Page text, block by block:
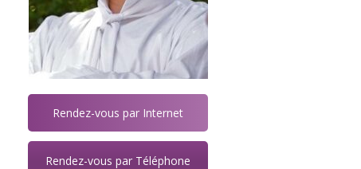
Rendez-vous par Internet
Rendez-vous par Téléphone